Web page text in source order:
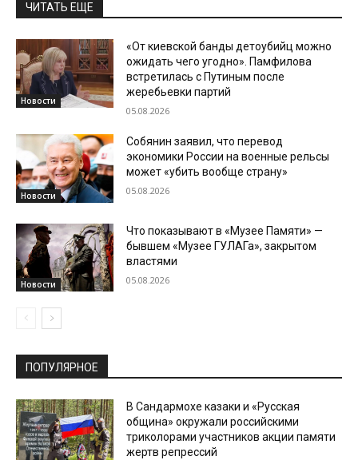
ЧИТАТЬ ЕЩЕ
Новости
«От киевской банды детоубийц можно
ожидать чего угодно». Памфилова
встретилась с Путиным после
жеребьевки партий
05.08.2026
Новости
Собянин заявил, что перевод
экономики России на военные рельсы
может «убить вообще страну»
05.08.2026
Новости
Что показывают в «Музее Памяти» —
бывшем «Музее ГУЛАГа», закрытом
властями
05.08.2026
ПОПУЛЯРНОЕ
В Сандармохе казаки и «Русская
община» окружали российскими
триколорами участников акции памяти
жертв репрессий